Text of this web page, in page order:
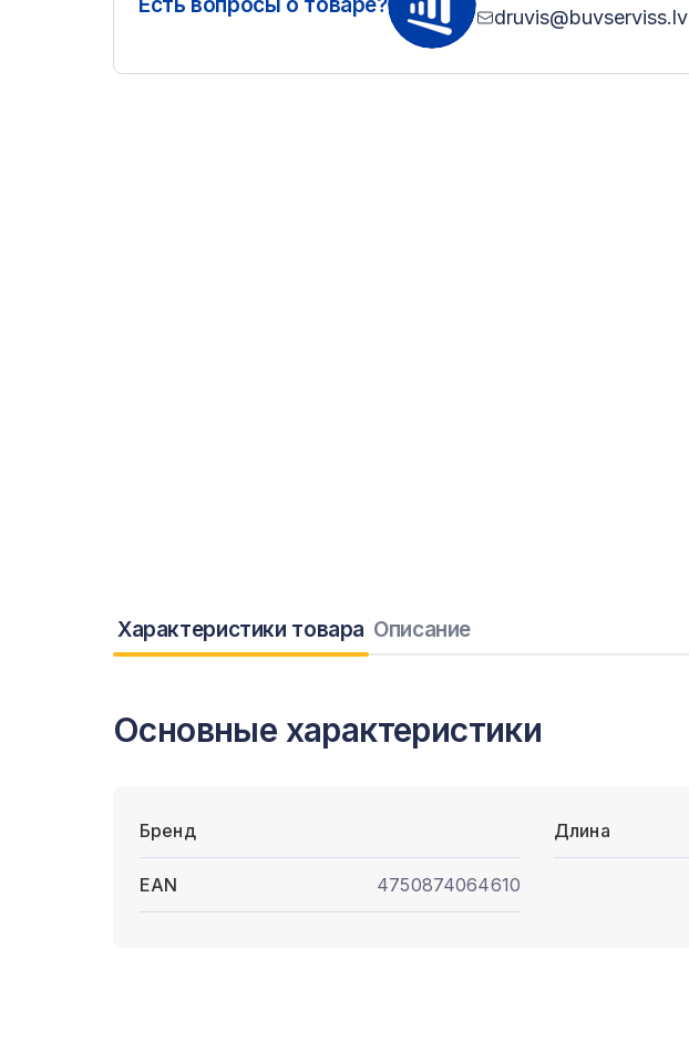
druvis@buvserviss.lv
Характеристики товара Описание
Основные характеристики
Бренд Длина
EAN 4750874064610